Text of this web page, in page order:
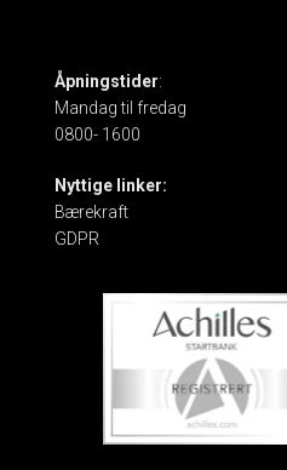
Åpningstider:
Mandag til fredag
0800- 1600
Nyttige linker:
Bærekraft
GDPR